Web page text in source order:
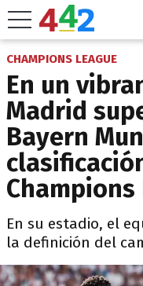
CHAMPIONS LEAGUE
En un
Madrid
Bayern
Champions
En su estadio, el
la definición del